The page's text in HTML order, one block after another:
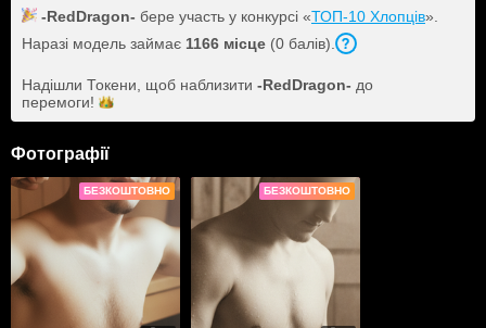
-RedDragon- бере участь у конкурсі «ТОП-10 Хлопців».
Наразі модель займає 1166 місце (0 балів).
Надішли Токени, щоб наблизити -RedDragon- до
перемоги!
Фотографії
БЕЗКОШТОВНО БЕЗКОШТОВНО